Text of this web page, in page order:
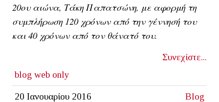
20ου αιώνα, Τάκη Παπατσώνη, με αφορμή τη
συμπλήρωση 120 χρόνων από την γέννησή του
και 40 χρόνων από τον θάνατό του.
Συνεχίστε...
blog web only
20 Ιανουαρίου 2016 Blog